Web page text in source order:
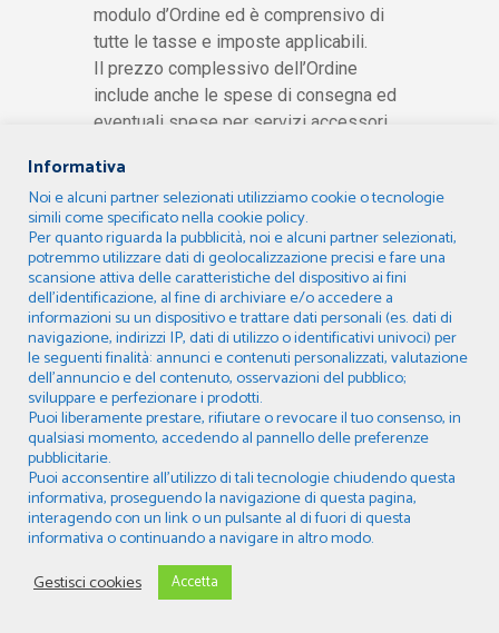
modulo d’Ordine ed è comprensivo di
tutte le tasse e imposte applicabili.
Il prezzo complessivo dell’Ordine
include anche le spese di consegna ed
eventuali spese per servizi accessori
distinte e dettagliate.
6.2. In caso di errore materiale
nell’indicazione del prezzo, il quale
risulti manifestamente irrisorio rispetto
al valore del Bene, il Venditore avrà
diritto di rettificare lo stesso prima
della consegna del Bene. Qualora il
Cliente comunichi di non accettare di
corrispondere il prezzo rettificato, il
contratto di vendita si intenderà risolto
e il prezzo, ove già versato, verrà
restituito al Cliente.
6.3. Per effettuare il pagamento del
prezzo complessivo dell’Ordine il
Cliente potrà selezionare, in fase di
compilazione dell’Ordine, uno tra i
seguenti sistemi scelti dal Venditore:
Informativa
Noi e alcuni partner selezionati utilizziamo cookie o tecnologie
simili come specificato nella cookie policy.
Per quanto riguarda la pubblicità, noi e alcuni partner selezionati,
potremmo utilizzare dati di geolocalizzazione precisi e fare una
scansione attiva delle caratteristiche del dispositivo ai fini
dell’identificazione, al fine di archiviare e/o accedere a
informazioni su un dispositivo e trattare dati personali (es. dati di
navigazione, indirizzi IP, dati di utilizzo o identificativi univoci) per
le seguenti finalità: annunci e contenuti personalizzati, valutazione
dell’annuncio e del contenuto, osservazioni del pubblico;
sviluppare e perfezionare i prodotti.
Puoi liberamente prestare, rifiutare o revocare il tuo consenso, in
qualsiasi momento, accedendo al pannello delle preferenze
pubblicitarie.
Puoi acconsentire all’utilizzo di tali tecnologie chiudendo questa
informativa, proseguendo la navigazione di questa pagina,
interagendo con un link o un pulsante al di fuori di questa
informativa o continuando a navigare in altro modo.
Gestisci cookies
Accetta